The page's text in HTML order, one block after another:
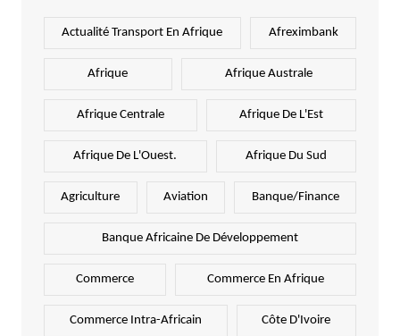
Actualité Transport En Afrique Afreximbank
Afrique Afrique Australe
Afrique Centrale Afrique De L'Est
Afrique De L'Ouest. Afrique Du Sud
Agriculture Aviation Banque/Finance
Banque Africaine De Développement
Commerce Commerce En Afrique
Commerce Intra-Africain Côte D'Ivoire